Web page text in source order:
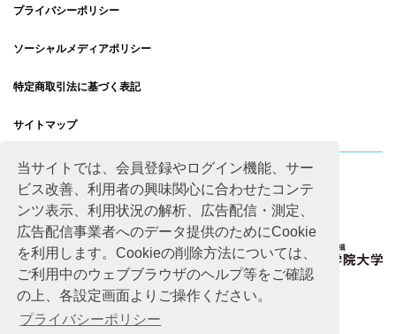
当サイトでは、会員登録やログイン機能、サー
ビス改善、利用者の興味関心に合わせたコンテ
ンツ表示、利用状況の解析、広告配信・測定、
広告配信事業者へのデータ提供のためにCookie
を利用します。Cookieの削除方法については、
ご利用中のウェブブラウザのヘルプ等をご確認
の上、各設定画面よりご操作ください。
プライバシーポリシー
プライバシーポリシー
ソーシャルメディアポリシー
特定商取引法に基づく表記
サイトマップ